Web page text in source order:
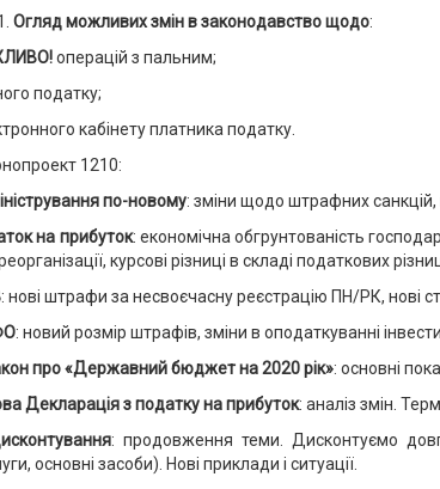
Огляд можливих змін в законодавство щодо:
операцій з пальним;
податку;
кабінету платника податку.
1210:
по-новому: зміни щодо штрафних санкцій,
на прибуток: економічна обгрунтованість
курсові різниці в складі податкових
: нові штрафи за несвоєчасну реєстрацію ПН/РК, нові
: новий розмір штрафів, зміни в оподаткуванні
про «Державний бюджет на 2020 рік»: основні
Декларація з податку на прибуток: аналіз змін.
: продовження теми. Дисконтуємо
основні засоби). Нові приклади і ситуації.